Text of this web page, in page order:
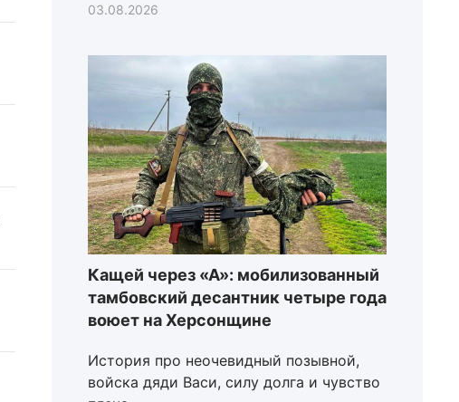
03.08.2026
Кащей через «А»: мобилизованный
тамбовский десантник четыре года
воюет на Херсонщине
История про неочевидный позывной,
войска дяди Васи, силу долга и чувство